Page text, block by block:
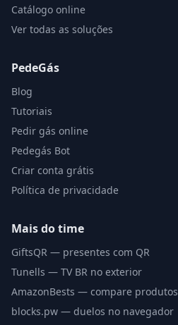
Catálogo online
Ver todas as soluções
PedeGás
Blog
Tutoriais
Pedir gás online
Pedegás Bot
Criar conta grátis
Política de privacidade
Mais do time
GiftsQR — presentes com QR
Tunells — TV BR no exterior
AmazonBests — compare produtos
blocks.pw — duelos no navegador